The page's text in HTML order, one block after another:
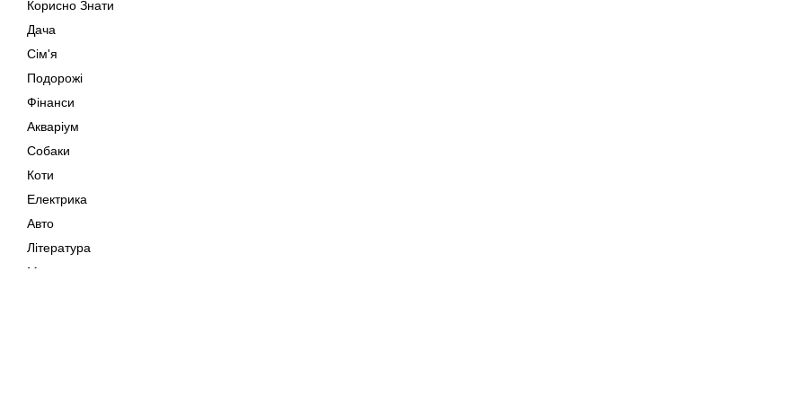
Корисно Знати
Дача
Сім'я
Подорожі
Фінанси
Акваріум
Собаки
Коти
Електрика
Авто
Література
Музика